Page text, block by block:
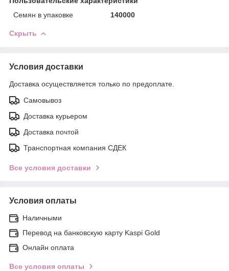
Семян в упаковке
140000
Скрыть
Условия доставки
Доставка осуществляется только по предоплате.
Самовывоз
Доставка курьером
Доставка почтой
Транспортная компания СДЕК
Все условия доставки
Условия оплаты
Наличными
Перевод на банковскую карту Kaspi Gold
Онлайн оплата
Все условия оплаты